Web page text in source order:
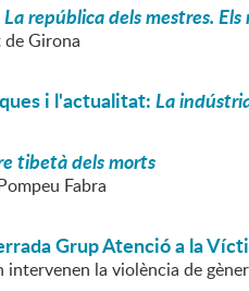
La república dels mestres.
Girona
i l'actualitat:La
tibetà dels morts
Fabra
Grup Atenció a la
la violència de